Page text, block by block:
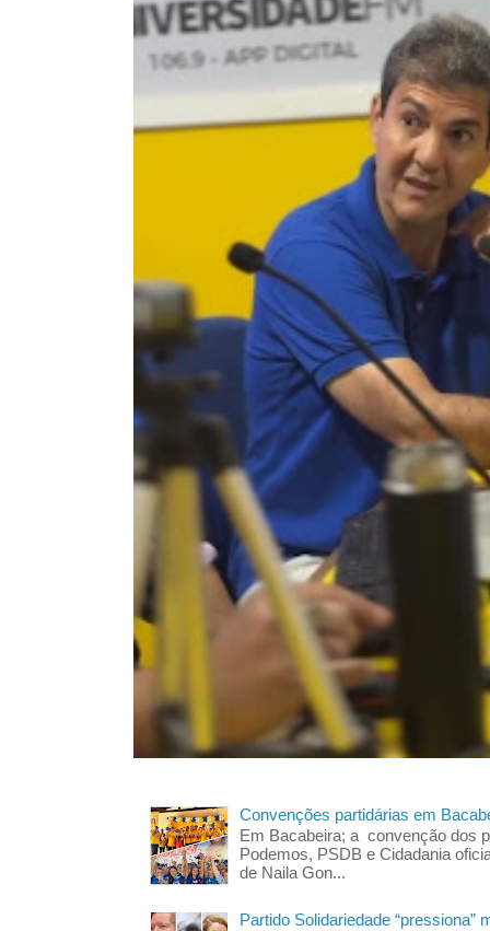
Convenções partidárias em
Em Bacabeira; a convenção dos
Podemos, PSDB e Cidadania
de Naila Gon...
Partido Solidariedade “pressiona”